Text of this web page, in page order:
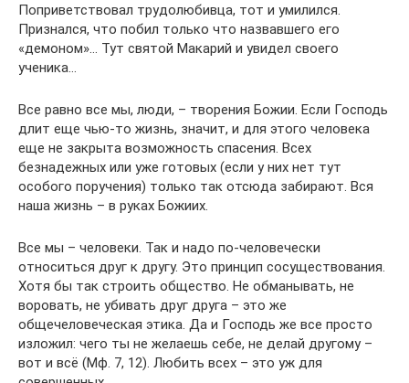
Поприветствовал трудолюбивца, тот и умилился.
Признался, что побил только что назвавшего его
«демоном»… Тут святой Макарий и увидел своего
ученика…
Все равно все мы, люди, – творения Божии. Если Господь
длит еще чью-то жизнь, значит, и для этого человека
еще не закрыта возможность спасения. Всех
безнадежных или уже готовых (если у них нет тут
особого поручения) только так отсюда забирают. Вся
наша жизнь – в руках Божиих.
Все мы – человеки. Так и надо по-человечески
относиться друг к другу. Это принцип сосуществования.
Хотя бы так строить общество. Не обманывать, не
воровать, не убивать друг друга – это же
общечеловеческая этика. Да и Господь же все просто
изложил: чего ты не желаешь себе, не делай другому –
вот и всё (Мф. 7, 12). Любить всех – это уж для